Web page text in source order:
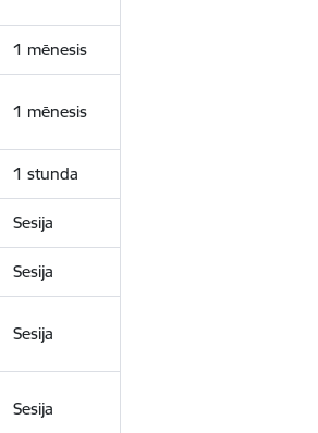
1 mēnesis
1 mēnesis
1 stunda
Sesija
Sesija
Sesija
Sesija